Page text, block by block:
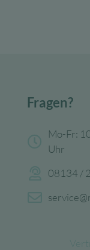
Fragen?
Mo-Fr:
Uhr
08134 /